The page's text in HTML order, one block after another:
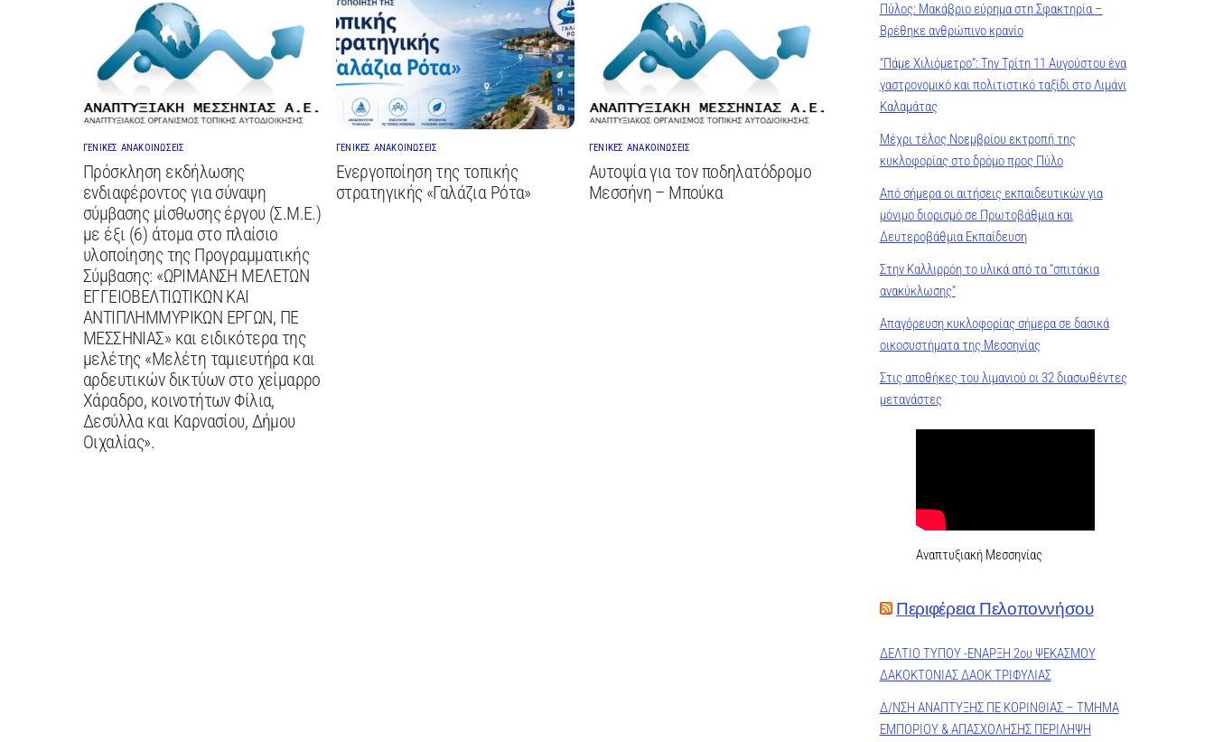
ΓΕΝΙΚΕΣ ΑΝΑΚΟΙΝΩΣΕΙΣ
Πρόσκληση εκδήλωσης
ενδιαφέροντος για σύναψη
σύμβασης μίσθωσης έργου (Σ.Μ.Ε.)
με έξι (6) άτομα στο πλαίσιο
υλοποίησης της Προγραμματικής
Σύμβασης: «ΩΡΙΜΑΝΣΗ ΜΕΛΕΤΩΝ
ΕΓΓΕΙΟΒΕΛΤΙΩΤΙΚΩΝ ΚΑΙ
ΑΝΤΙΠΛΗΜΜΥΡΙΚΩΝ ΕΡΓΩΝ, ΠΕ
ΜΕΣΣΗΝΙΑΣ» και ειδικότερα της
μελέτης «Μελέτη ταμιευτήρα και
αρδευτικών δικτύων στο χείμαρρο
Χάραδρο, κοινοτήτων Φίλια,
Δεσύλλα και Καρνασίου, Δήμου
Οιχαλίας».
ΓΕΝΙΚΕΣ ΑΝΑΚΟΙΝΩΣΕΙΣ
Ενεργοποίηση της τοπικής
στρατηγικής «Γαλάζια Ρότα»
ΓΕΝΙΚΕΣ ΑΝΑΚΟΙΝΩΣΕΙΣ
Αυτοψία για τον ποδηλατόδρομο
Μεσσήνη – Μπούκα
Πύλος: Μακάβριο εύρημα στη Σφακτηρία –
Βρέθηκε ανθρώπινο κρανίο
“Πάμε Χιλιόμετρο”: Την Τρίτη 11 Αυγούστου ένα
γαστρονομικό και πολιτιστικό ταξίδι στο Λιμάνι
Καλαμάτας
Μέχρι τέλος Νοεμβρίου εκτροπή της
κυκλοφορίας στο δρόμο προς Πύλο
Από σήμερα οι αιτήσεις εκπαιδευτικών για
μόνιμο διορισμό σε Πρωτοβάθμια και
Δευτεροβάθμια Εκπαίδευση
Στην Καλλιρρόη το υλικά από τα “σπιτάκια
ανακύκλωσης”
Απαγόρευση κυκλοφορίας σήμερα σε δασικά
οικοσυστήματα της Μεσσηνίας
Στις αποθήκες του λιμανιού οι 32 διασωθέντες
μετανάστες
Αναπτυξιακή Μεσσηνίας
Περιφέρεια Πελοποννήσου
ΔΕΛΤΙΟ ΤΥΠΟΥ -ΕΝΑΡΞΗ 2ου ΨΕΚΑΣΜΟΥ
ΔΑΚΟΚΤΟΝΙΑΣ ΔΑΟΚ ΤΡΙΦΥΛΙΑΣ
Δ/ΝΣΗ ΑΝΑΠΤΥΞΗΣ ΠΕ ΚΟΡΙΝΘΙΑΣ – ΤΜΗΜΑ
ΕΜΠΟΡΙΟΥ & ΑΠΑΣΧΟΛΗΣΗΣ ΠΕΡΙΛΗΨΗ